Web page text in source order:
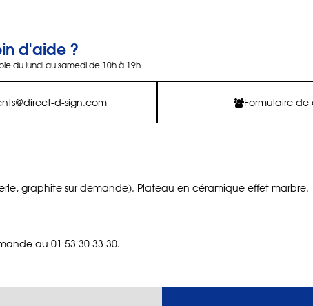
d'aide ?
du lundi au samedi de 10h à 19h
d-sign.com Formulaire
graphite sur demande). Plateau en céramique effet marbre.
au 01 53 30 33 30.